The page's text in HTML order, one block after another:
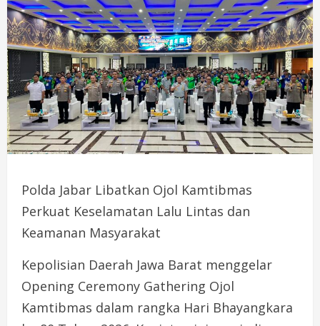
Polda Jabar Libatkan Ojol Kamtibmas
Perkuat Keselamatan Lalu Lintas dan
Keamanan Masyarakat
Kepolisian Daerah Jawa Barat menggelar
Opening Ceremony Gathering Ojol
Kamtibmas dalam rangka Hari Bhayangkara